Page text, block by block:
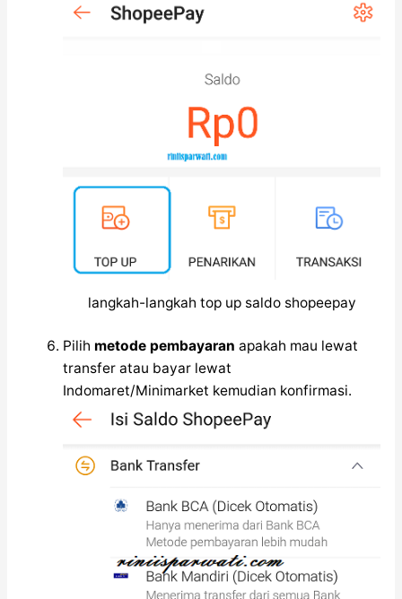
langkah-langkah top up saldo shopeepay
Pilih metode pembayaran apakah mau lewat
transfer atau bayar lewat
Indomaret/Minimarket kemudian konfirmasi.